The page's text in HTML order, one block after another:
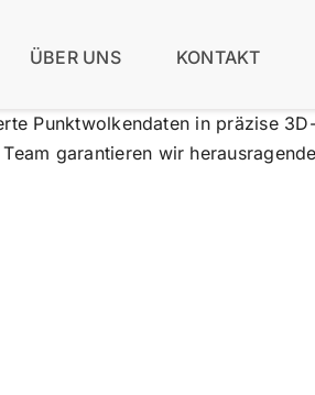
ÜBER UNS KONTAKT
Punktwolkendaten in präzise
garantieren wir